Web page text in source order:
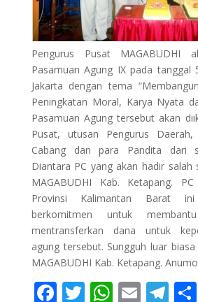
Pengurus Pusat MAGABUDHI
Pasamuan Agung IX pada
Jakarta dengan tema
Peningkatan Moral, Karya Nyata
Pasamuan Agung tersebut akan
Pusat, utusan Pengurus
Cabang dan para Pandita dari
Diantara PC yang akan hadir salah
MAGABUDHI Kab. Ketapang.
Provinsi Kalimantan Barat
berkomitmen untuk
mentransferkan dana untuk
agung tersebut. Sungguh luar
MAGABUDHI Kab. Ketapang.
F T W E T S